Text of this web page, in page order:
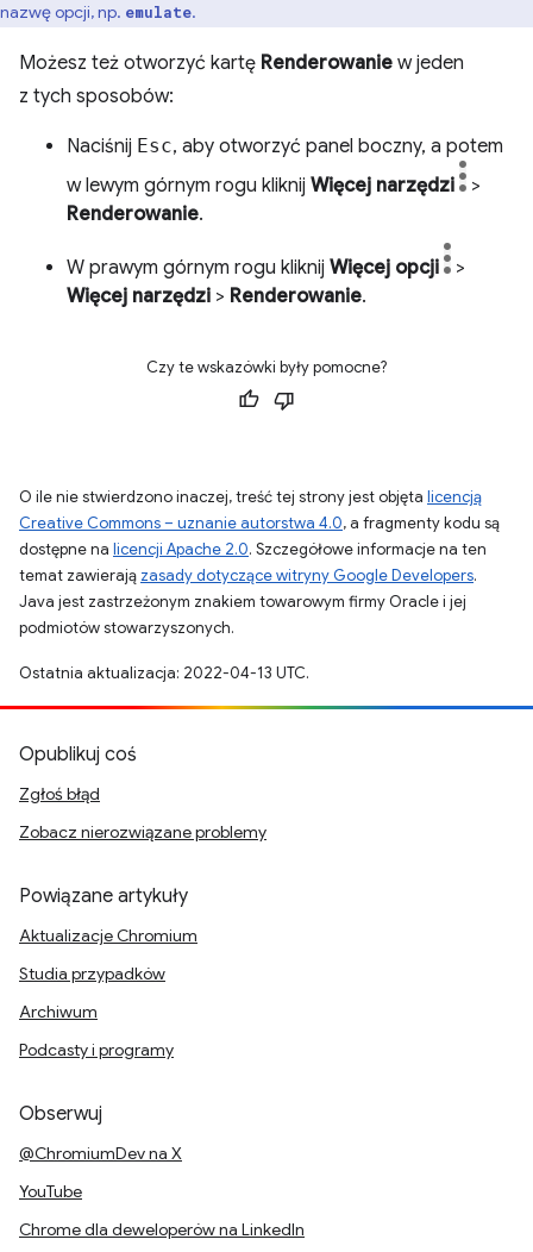
nazwę opcji, np. emulate.
Możesz też otworzyć kartę Renderowanie w jeden
z tych sposobów:
Naciśnij Esc, aby otworzyć panel boczny, a potem
w lewym górnym rogu kliknij Więcej narzędzi
>
Renderowanie.
W prawym górnym rogu kliknij Więcej opcji
>
Więcej narzędzi > Renderowanie.
Czy te wskazówki były pomocne?
O ile nie stwierdzono inaczej, treść tej strony jest objęta licencją
Creative Commons – uznanie autorstwa 4.0, a fragmenty kodu są
dostępne na licencji Apache 2.0. Szczegółowe informacje na ten
temat zawierają zasady dotyczące witryny Google Developers.
Java jest zastrzeżonym znakiem towarowym firmy Oracle i jej
podmiotów stowarzyszonych.
Ostatnia aktualizacja: 2022-04-13 UTC.
Opublikuj coś
Zgłoś błąd
Zobacz nierozwiązane problemy
Powiązane artykuły
Aktualizacje Chromium
Studia przypadków
Archiwum
Podcasty i programy
Obserwuj
@ChromiumDev na X
YouTube
Chrome dla deweloperów na LinkedIn